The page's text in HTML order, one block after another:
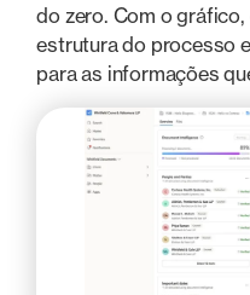
do zero. Com o
estrutura do processo
para as informações